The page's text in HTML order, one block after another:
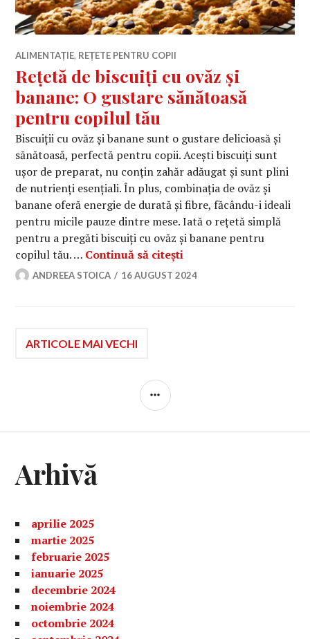
ALIMENTAȚIE, REȚETE PENTRU COPII
Rețetă de biscuiți cu ovăz și
banane: O gustare sănătoasă
pentru copilul tău
Biscuiții cu ovăz și banane sunt o gustare delicioasă și
sănătoasă, perfectă pentru copii. Acești biscuiți sunt
ușor de preparat, nu conțin zahăr adăugat și sunt plini
de nutrienți esențiali. În plus, combinația de ovăz și
banane oferă energie de durată și fibre, făcându-i ideali
pentru micile pauze dintre mese. Iată o rețetă simplă
pentru a pregăti biscuiți cu ovăz și banane pentru
copilul tău. … Continuă să citești
ANDREEA STOICA 16 AUGUST 2024
Navigare
articole
ARTICOLE MAI VECHI
BARĂ
Arhivă
aprilie 2025
martie 2025
februarie 2025
ianuarie 2025
decembrie 2024
noiembrie 2024
octombrie 2024